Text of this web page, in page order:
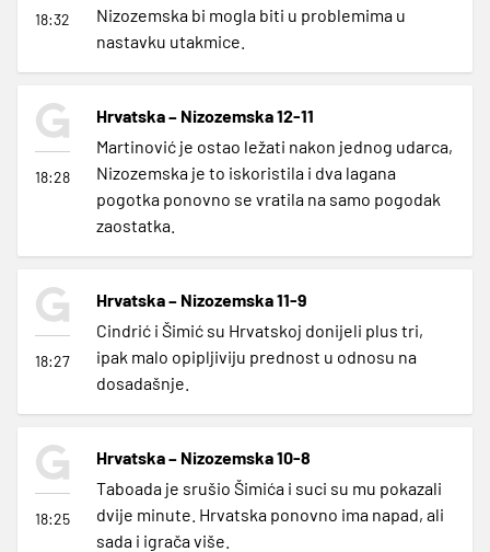
18:32
Nizozemska bi mogla biti u problemima u
nastavku utakmice.
18:28
Hrvatska – Nizozemska 12-11
Martinović je ostao ležati nakon jednog udarca,
Nizozemska je to iskoristila i dva lagana
pogotka ponovno se vratila na samo pogodak
zaostatka.
18:27
Hrvatska – Nizozemska 11-9
Cindrić i Šimić su Hrvatskoj donijeli plus tri,
ipak malo opipljiviju prednost u odnosu na
dosadašnje.
18:25
Hrvatska – Nizozemska 10-8
Taboada je srušio Šimića i suci su mu pokazali
dvije minute. Hrvatska ponovno ima napad, ali
sada i igrača više.